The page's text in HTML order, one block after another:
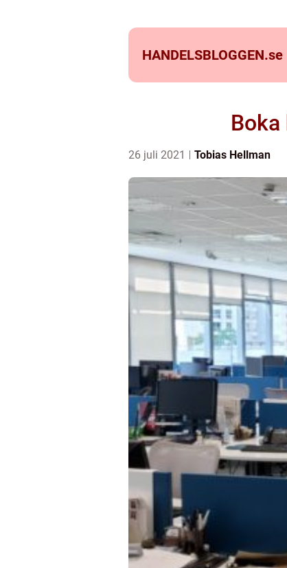
HANDELSBLOGGEN.se
26 juli 2021 Tobias Hellman